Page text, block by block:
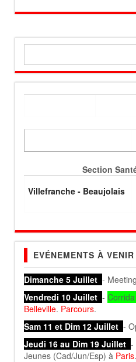
Section
Villefranche - Beaujolais
EVÉNEMENTS À VENIR
Dimanche 5 Juillet -
Vendredi 10 Juillet -
Belleville. Parcours.
Sam 11 et Dim 12 Juillet -
Jeudi 16 au Dim 19 Juillet -
Jeunes (Cad/Jun/Esp) à Paris